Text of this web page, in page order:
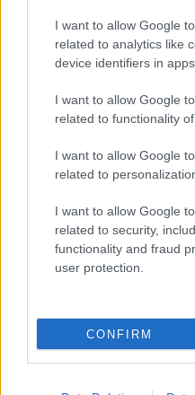
I want to allow Google
related to analytics like
device identifiers in apps.
I want to allow Google
related to functionality
I want to allow Google
related to
I want to allow Google
related to security,
functionality and fraud
user protection.
CONFIRM
arlequin
15 éve
@Seduxen : kozsó sírva
úriember nem vagyok,
mégiscsak hölgyek, meg
Marcellusca
15 éve
@Seduxen: Csakhogy én
meg örök életedben
Seduxen (már
15 éve